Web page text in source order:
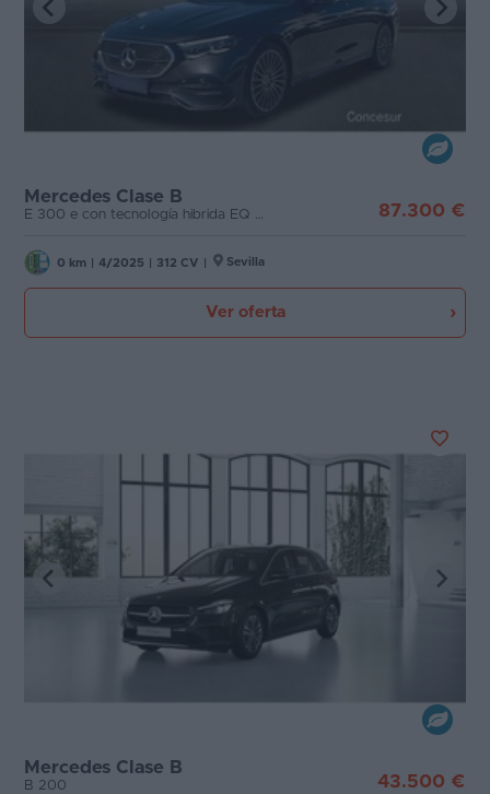
Mercedes Clase B
E 300 e con tecnología hibrida EQ Estate 87.300 €
0 km 4/2025 312 CV Sevilla
Ver oferta
Mercedes Clase B
B 200 43.500 €